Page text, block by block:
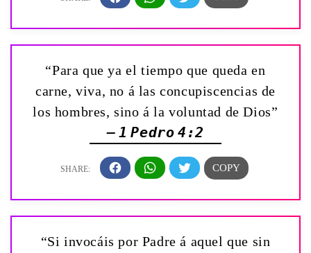
“Para que ya el tiempo que queda en
carne, viva, no á las concupiscencias de
los hombres, sino á la voluntad de Dios”
— 1 Pedro 4:2
“Si invocáis por Padre á aquel que sin